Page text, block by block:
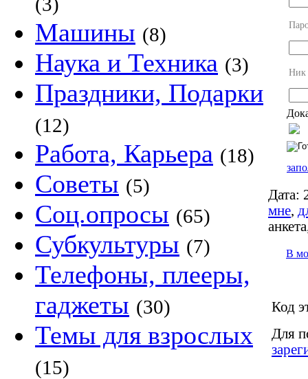
Машины (8)
Наука и Техника (3)
Праздники, Подарки
(12)
Работа, Карьера (18)
Советы (5)
Соц.опросы (65)
Субкультуры (7)
Телефоны, плееры,
гаджеты (30)
Темы для взрослых
(15)
Ник
Дата:
мне,
В
Код
Для